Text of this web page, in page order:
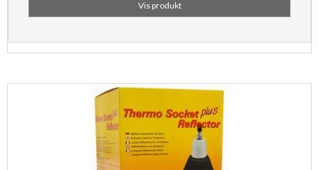
Vis produkt